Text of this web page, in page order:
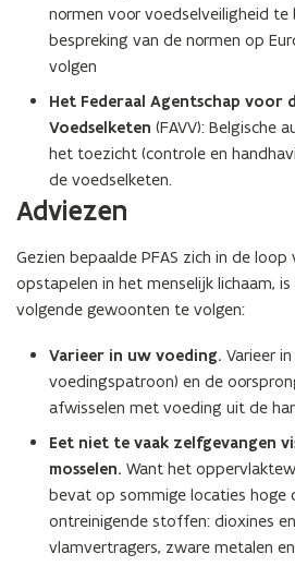
normen voor voedselveiligheid te
bespreking van de normen op
volgen
Het Federaal Agentschap voor
Voedselketen (FAVV): Belgische
het toezicht (controle en
de voedselketen.
Adviezen
Gezien bepaalde PFAS zich in de loop
opstapelen in het menselijk lichaam,
volgende gewoonten te volgen:
Varieer in uw voeding. Varieer
voedingspatroon) en de
afwisselen met voeding uit de
Eet niet te vaak zelfgevangen
mosselen. Want het
bevat op sommige locaties
ont­rei­ni­gen­de stoffen: dioxines
vlamvertragers, zware metalen